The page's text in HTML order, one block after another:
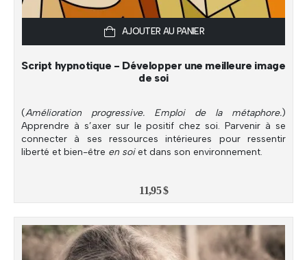
AJOUTER AU PANIER
Script hypnotique - Développer une meilleure image
de soi
(Amélioration progressive. Emploi de la métaphore.)
Apprendre à s’axer sur le positif chez soi. Parvenir à se
connecter à ses ressources intérieures pour ressentir
liberté et bien-être en soiet dans son environnement.
11,95$